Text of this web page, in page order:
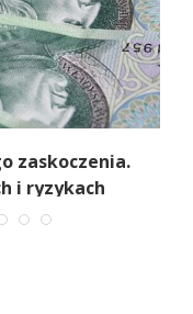
zaskoczenia.
i ryzykach